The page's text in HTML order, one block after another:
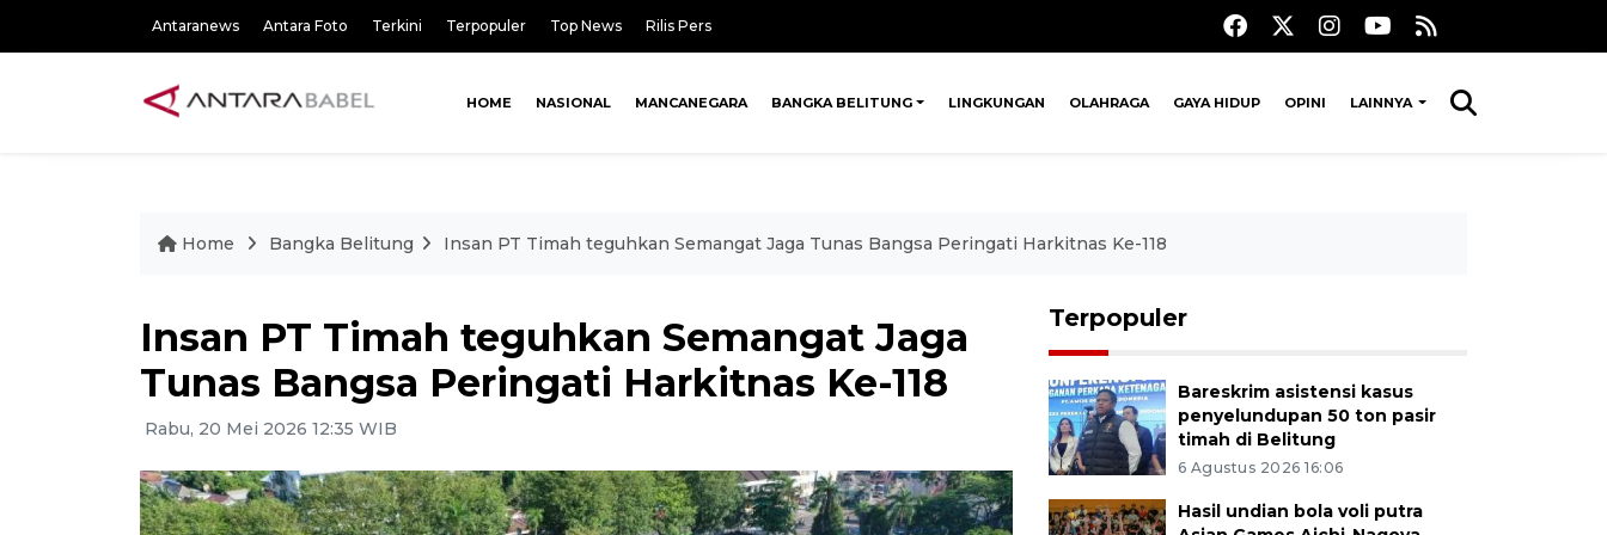
Antaranews Antara Foto Terkini Terpopuler Top News Rilis Pers
HOME NASIONAL MANCANEGARA BANGKA BELITUNG LINGKUNGAN OLAHRAGA GAYA HIDUP OPINI LAINNYA
Home Bangka Belitung Insan PT Timah teguhkan Semangat Jaga Tunas Bangsa Peringati Harkitnas Ke-118
Insan PT Timah teguhkan Semangat Jaga
Tunas Bangsa Peringati Harkitnas Ke-118
Rabu, 20 Mei 2026 12:35 WIB
Terpopuler
Bareskrim asistensi kasus
penyelundupan 50 ton pasir
timah di Belitung
6 Agustus 2026 16:06
Hasil undian bola voli putra